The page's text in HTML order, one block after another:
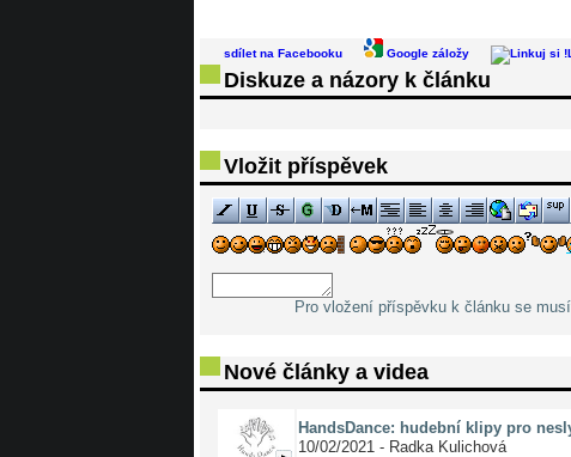
sdílet na Facebooku Google záložy
Diskuze a názory k článku
Vložit příspěvek
Pro vložení příspěvku k článku se
Nové články a videa
HandsDance: hudební klipy pro
10/02/2021 - Radka Kulichová